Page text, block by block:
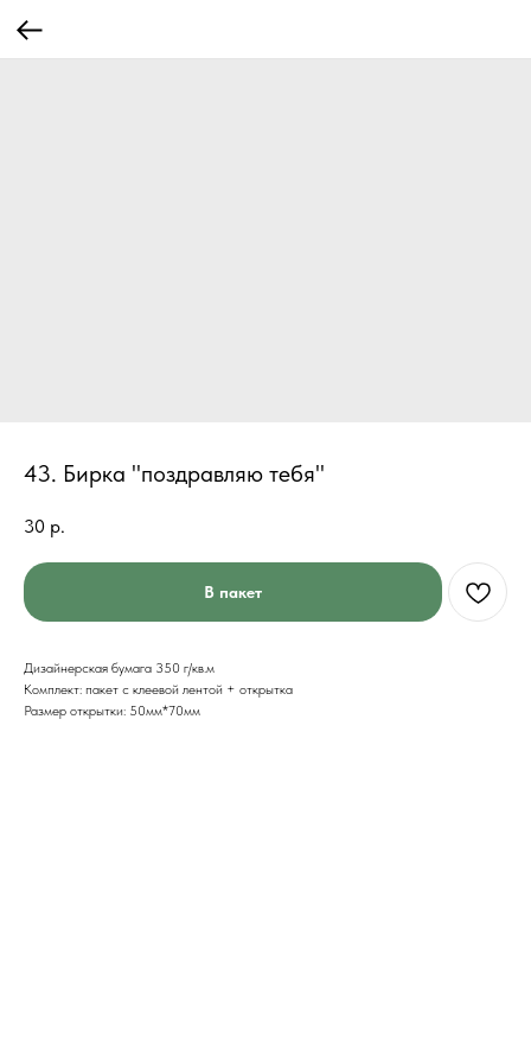
43. Бирка "поздравляю тебя"
30 р.
В пакет
Дизайнерская бумага 350 г/кв.м
Комплект: пакет с клеевой лентой + открытка
Размер открытки: 50мм*70мм